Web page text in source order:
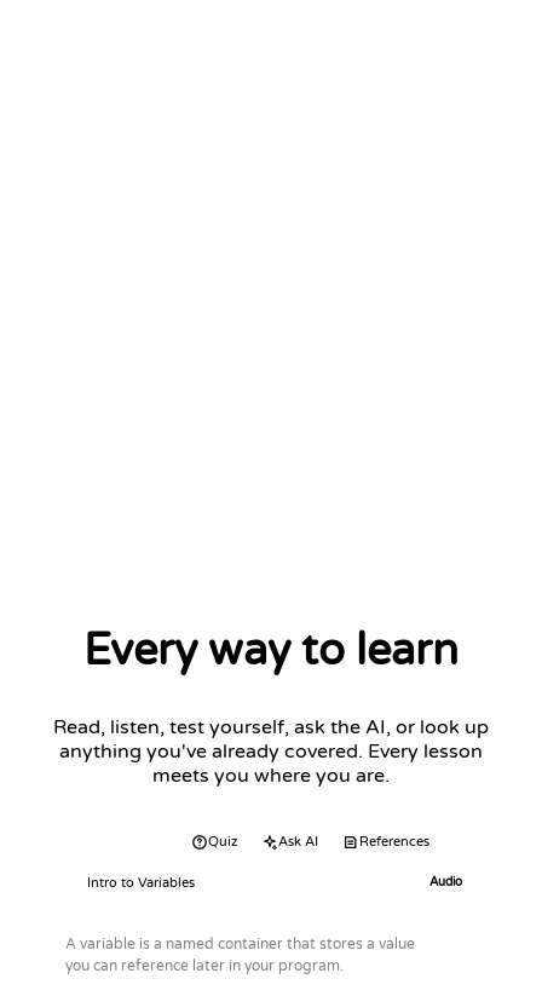
Every way to learn
Read, listen, test yourself, ask the AI, or look up
anything you've already covered. Every lesson
meets you where you are.
Quiz Ask AI References
Intro to Variables Audio
A variable is a named container that stores a value
you can reference later in your program.